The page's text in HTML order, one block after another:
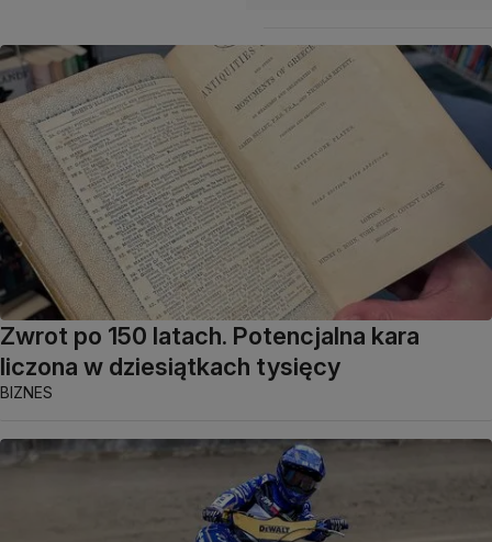
Zwrot po 150 latach. Potencjalna kara
liczona w dziesiątkach tysięcy
BIZNES